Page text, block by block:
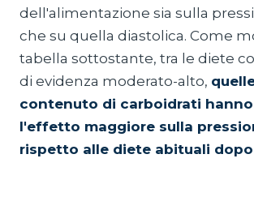
dell'alimentazione sia sulla
che su quella diastolica. Come
tabella sottostante, tra le diete
di evidenza moderato-alto,
contenuto di carboidrati
l'effetto maggiore sulla
rispetto alle diete abituali dopo